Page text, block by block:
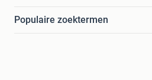
Populaire zoektermen